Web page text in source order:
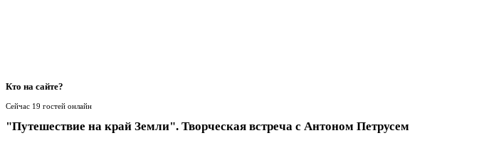
Кто на сайте?
Сейчас 19 гостей онлайн
"Путешествие на край Земли". Творческая встреча с Антоном Петрусем